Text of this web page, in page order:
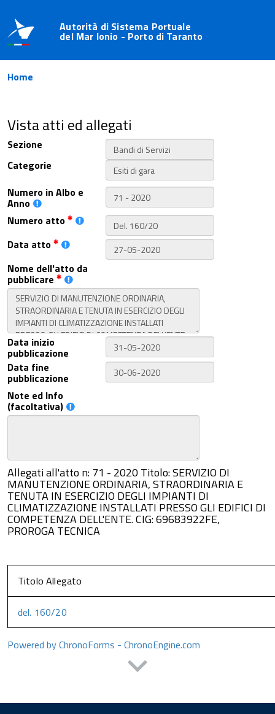
Autorità di Sistema Portuale
del Mar Ionio - Porto di Taranto
Home
Vista atti ed allegati
Sezione
Categorie
Numero in Albo e
Anno
Numero atto
Data atto
Nome dell'atto da
pubblicare
Data inizio
pubblicazione
Data fine
pubblicazione
Note ed Info
(facoltativa)
Allegati all'atto n: 71 - 2020 Titolo: SERVIZIO DI
MANUTENZIONE ORDINARIA, STRAORDINARIA E
TENUTA IN ESERCIZIO DEGLI IMPIANTI DI
CLIMATIZZAZIONE INSTALLATI PRESSO GLI EDIFICI DI
COMPETENZA DELL'ENTE. CIG: 69683922FE,
PROROGA TECNICA
Titolo Allegato
del. 160/20
Powered by ChronoForms - ChronoEngine.com